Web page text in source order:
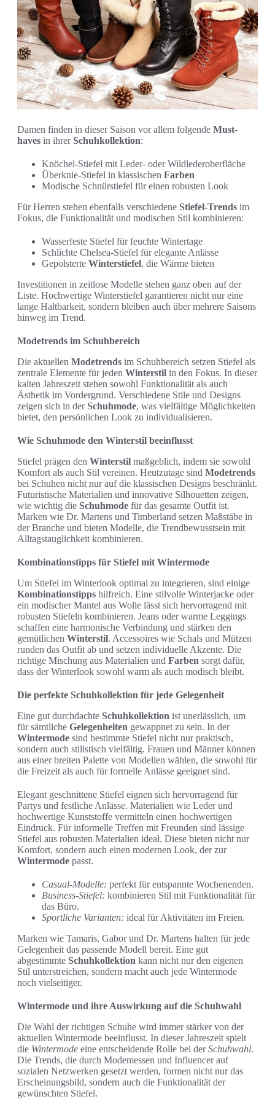
Damen finden in dieser Saison vor allem folgende Must-
haves in ihrerSchuhkollektion:
Knöchel-Stiefel mit Leder- oder Wildlederoberfläche
Überknie-Stiefel in klassischen Farben
Modische Schnürstiefel für einen robusten Look
Für Herren stehen ebenfalls verschiedene Stiefel-Trends im
Fokus, die Funktionalität und modischen Stil kombinieren:
Wasserfeste Stiefel für feuchte Wintertage
Schlichte Chelsea-Stiefel für elegante Anlässe
Gepolsterte Winterstiefel, die Wärme bieten
Investitionen in zeitlose Modelle stehen ganz oben auf der
Liste. Hochwertige Winterstiefel garantieren nicht nur eine
lange Haltbarkeit, sondern bleiben auch über mehrere Saisons
hinweg im Trend.
Modetrends im Schuhbereich
Die aktuellen Modetrends im Schuhbereich setzen Stiefel als
zentrale Elemente für jeden Winterstil in den Fokus. In dieser
kalten Jahreszeit stehen sowohl Funktionalität als auch
Ästhetik im Vordergrund. Verschiedene Stile und Designs
zeigen sich in derSchuhmode, was vielfältige Möglichkeiten
bietet, den persönlichen Look zu individualisieren.
Wie Schuhmode den Winterstil beeinflusst
Stiefel prägen den Winterstil maßgeblich, indem sie sowohl
Komfort als auch Stil vereinen. Heutzutage sind Modetrends
bei Schuhen nicht nur auf die klassischen Designs beschränkt.
Futuristische Materialien und innovative Silhouetten zeigen,
wie wichtig die Schuhmode für das gesamte Outfit ist.
Marken wie Dr. Martens und Timberland setzen Maßstäbe in
der Branche und bieten Modelle, die Trendbewusstsein mit
Alltagstauglichkeit kombinieren.
Kombinationstipps für Stiefel mit Wintermode
Um Stiefel im Winterlook optimal zu integrieren, sind einige
Kombinationstipps hilfreich. Eine stilvolle Winterjacke oder
ein modischer Mantel aus Wolle lässt sich hervorragend mit
robusten Stiefeln kombinieren. Jeans oder warme Leggings
schaffen eine harmonische Verbindung und stärken den
gemütlichen Winterstil. Accessoires wie Schals und Mützen
runden das Outfit ab und setzen individuelle Akzente. Die
richtige Mischung aus Materialien und Farben sorgt dafür,
dass der Winterlook sowohl warm als auch modisch bleibt.
Die perfekte Schuhkollektion für jede Gelegenheit
Eine gut durchdachte Schuhkollektion ist unerlässlich, um
für sämtliche Gelegenheiten gewappnet zu sein. In der
Wintermode sind bestimmte Stiefel nicht nur praktisch,
sondern auch stilistisch vielfältig. Frauen und Männer können
aus einer breiten Palette von Modellen wählen, die sowohl für
die Freizeit als auch für formelle Anlässe geeignet sind.
Elegant geschnittene Stiefel eignen sich hervorragend für
Partys und festliche Anlässe. Materialien wie Leder und
hochwertige Kunststoffe vermitteln einen hochwertigen
Eindruck. Für informelle Treffen mit Freunden sind lässige
Stiefel aus robusten Materialien ideal. Diese bieten nicht nur
Komfort, sondern auch einen modernen Look, der zur
Wintermode passt.
Casual-Modelle: perfekt für entspannte Wochenenden.
Business-Stiefel: kombinieren Stil mit Funktionalität für
das Büro.
Sportliche Varianten: ideal für Aktivitäten im Freien.
Marken wie Tamaris, Gabor und Dr. Martens halten für jede
Gelegenheit das passende Modell bereit. Eine gut
abgestimmte Schuhkollektion kann nicht nur den eigenen
Stil unterstreichen, sondern macht auch jede Wintermode
noch vielseitiger.
Wintermode und ihre Auswirkung auf die Schuhwahl
Die Wahl der richtigen Schuhe wird immer stärker von der
aktuellen Wintermode beeinflusst. In dieser Jahreszeit spielt
die Wintermode eine entscheidende Rolle bei derSchuhwahl.
Die Trends, die durch Modemessen und Influencer auf
sozialen Netzwerken gesetzt werden, formen nicht nur das
Erscheinungsbild, sondern auch die Funktionalität der
gewünschten Stiefel.